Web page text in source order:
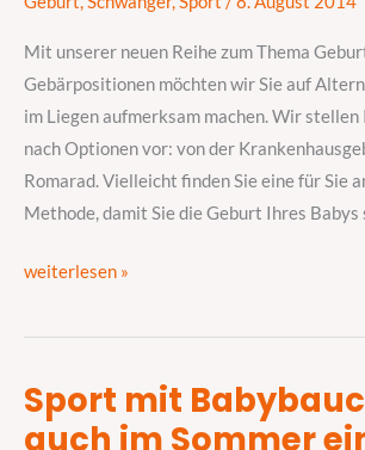
Mit unserer neuen Reihe zum Thema
Gebärpositionen möchten wir Sie auf
im Liegen aufmerksam machen. Wir stellen
nach Optionen vor: von der
Romarad. Vielleicht finden Sie eine für Sie
Methode, damit Sie die Geburt Ihres Babys
weiterlesen »
Sport mit
auch im Sommer
Sport
mit